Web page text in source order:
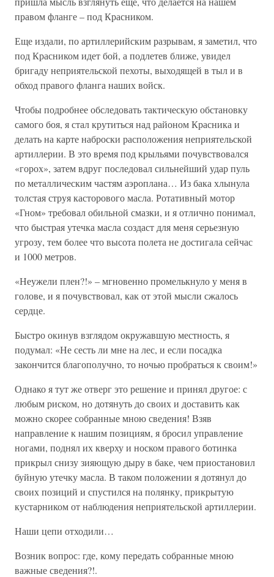
правом фланге – под Красником.
Еще издали, по артиллерийским разрывам, я заметил, что
под Красником идет бой, а подлетев ближе, увидел
бригаду неприятельской пехоты, выходящей в тыл и в
обход правого фланга наших войск.
Чтобы подробнее обследовать тактическую обстановку
самого боя, я стал крутиться над районом Красника и
делать на карте наброски расположения неприятельской
артиллерии. В это время под крыльями почувствовался
«горох», затем вдруг последовал сильнейший удар пуль
по металлическим частям аэроплана… Из бака хлынула
толстая струя касторового масла. Ротативный мотор
«Гном» требовал обильной смазки, и я отлично понимал,
что быстрая утечка масла создаст для меня серьезную
угрозу, тем более что высота полета не достигала сейчас
и 1000 метров.
«Неужели плен?!» – мгновенно промелькнуло у меня в
голове, и я почувствовал, как от этой мысли сжалось
сердце.
Быстро окинув взглядом окружавшую местность, я
подумал: «Не сесть ли мне на лес, и если посадка
закончится благополучно, то ночью пробраться к своим!»
Однако я тут же отверг это решение и принял другое: с
любым риском, но дотянуть до своих и доставить как
можно скорее собранные мною сведения! Взяв
направление к нашим позициям, я бросил управление
ногами, поднял их кверху и носком правого ботинка
прикрыл снизу зияющую дыру в баке, чем приостановил
буйную утечку масла. В таком положении я дотянул до
своих позиций и спустился на полянку, прикрытую
кустарником от наблюдения неприятельской артиллерии.
Наши цепи отходили…
Возник вопрос: где, кому передать собранные мною
важные сведения?!.